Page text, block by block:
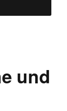
und